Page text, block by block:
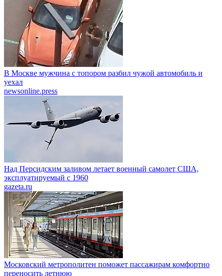
В Москве мужчина с топором разбил чужой автомобиль и
уехал
newsonline.press
Над Персидским заливом летает военный самолет США,
эксплуатируемый с 1960
gazeta.ru
Московский метрополитен поможет пассажирам комфортно
переносить летнюю